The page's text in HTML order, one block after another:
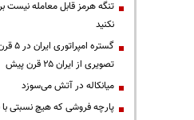
تنگه هرمز قابل معامله نیست
نکنید
گستره
تصویری از ایران ۲۵ قرن پیش
میانکاله در آتش می‌سوزد
پارچه فروشی که هیچ نسبتی با